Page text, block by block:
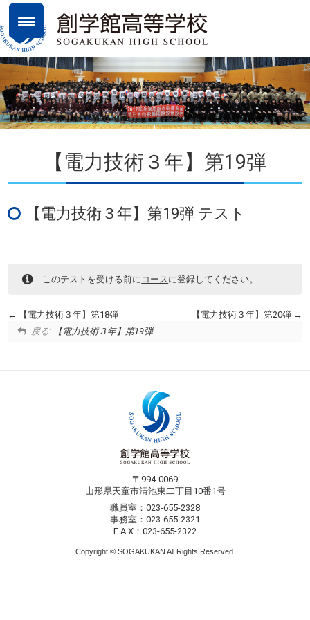
【電力技術３年】第19弾
【電力技術３年】第19弾 テスト
このテストを受ける前に コースに登録してください。
【電力技術３年】第18弾
【電力技術３年】第20弾
戻る:
【電力技術３年】第19弾
〒994-0069
山形県天童市清池東二丁目10番1号
職員室：023-655-2328
事務室：023-655-2321
F A X：023-655-2322
Copyright © SOGAKUKAN All Rights Reserved.